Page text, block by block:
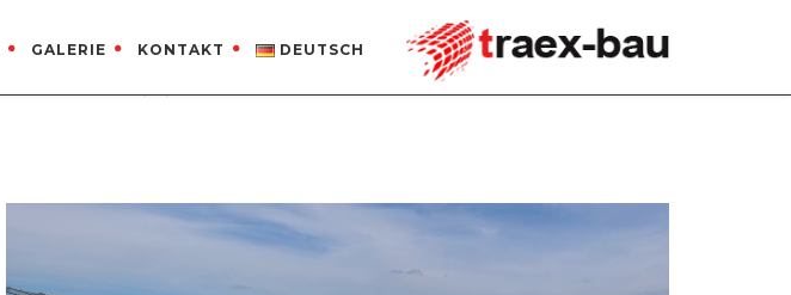
GALERIE KONTAKT DEUTSCH
KAPCSOLAT